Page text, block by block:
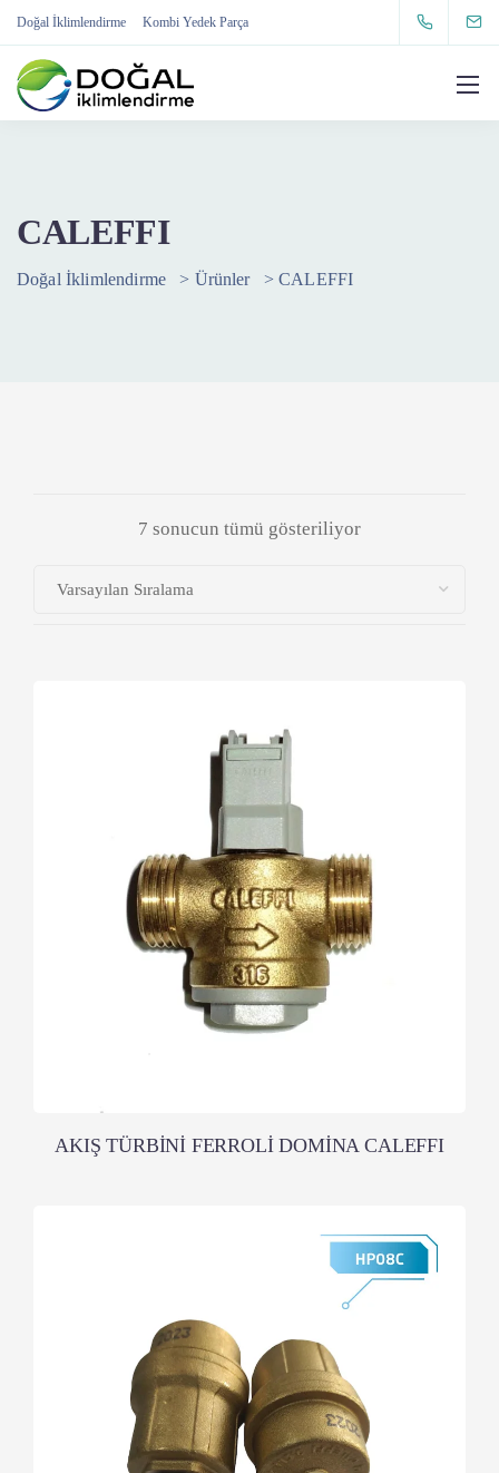
Doğal İklimlendirme Kombi Yedek Parça
CALEFFI
Doğal İklimlendirme > Ürünler >CALEFFI
7 sonucun tümü gösteriliyor
AKIŞ TÜRBİNİ FERROLİ DOMİNA CALEFFI